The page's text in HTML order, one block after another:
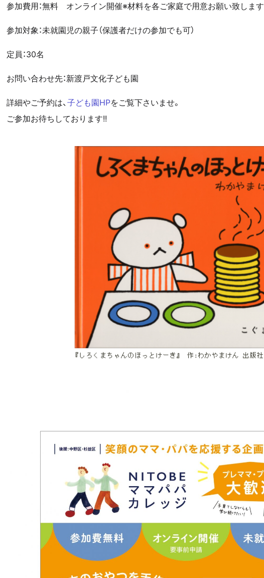
参加費用：無料 オンライン開催※材料を各ご家庭で用意お願い致します
参加対象：未就園児の親子（保護者だけの参加でも可）
定員：30名
お問い合わせ先：新渡戸文化子ども園
詳細やご予約は、 子ども園HPをご覧下さいませ。
ご参加お待ちしております!!